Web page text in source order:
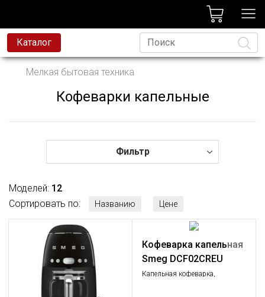
Каталог
техника
техника
и смесители
техника
Мелкая бытовая техника
Кофеварки капельные
Фильтр
Моделей: 12
Сортировать по:
Названию Цене
Кофеварка капельная
Smeg DCF02CREU
Капельная кофеварка,